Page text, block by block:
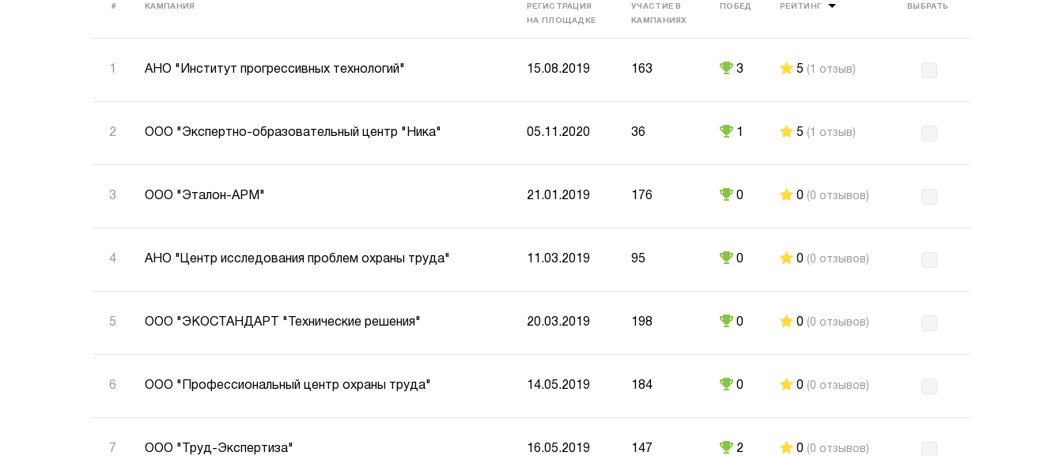
# КАМПАНИЯ
РЕГИСТРАЦИЯ
НА ПЛОЩАДКЕ
УЧАСТИЕ В
КАМПАНИЯХ
ПОБЕД РЕЙТИНГ ВЫБРАТЬ
АНО "Институт прогрессивных технологий" 15.08.2019 163 3 5 (1 отзыв)
ООО "Экспертно-образовательный центр "Ника" 05.11.2020 36 1 5 (1 отзыв)
ООО "Эталон-АРМ" 21.01.2019 176 0 0 (0 отзывов)
АНО "Центр исследования проблем охраны труда" 11.03.2019 95 0 0 (0 отзывов)
ООО "ЭКОСТАНДАРТ "Технические решения" 20.03.2019 198 0 0 (0 отзывов)
ООО "Профессиональный центр охраны труда" 14.05.2019 184 0 0 (0 отзывов)
ООО "Труд-Экспертиза" 16.05.2019 147 2 0 (0 отзывов)